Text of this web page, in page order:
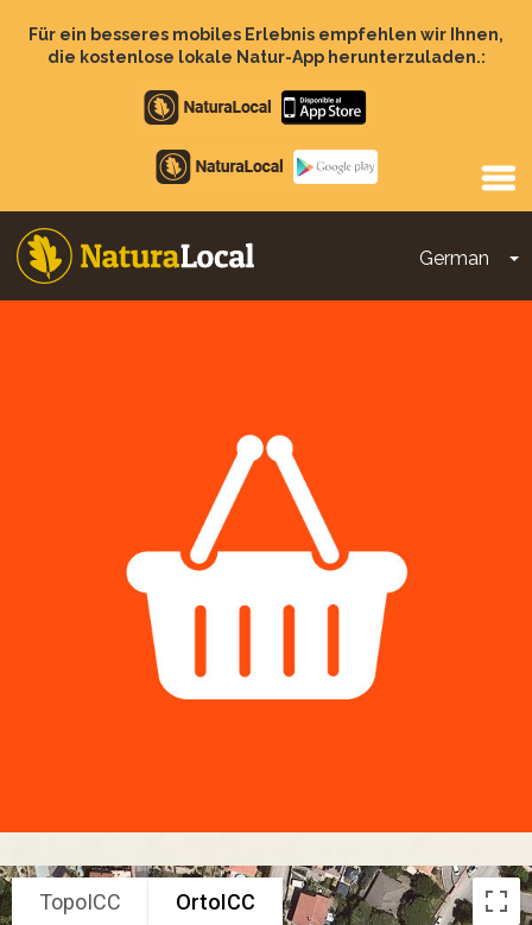
zumFür ein besseres mobiles Erlebnis empfehlen wir Ihnen,
die kostenlose lokale Natur-App herunterzuladen.:
Apple
store
Google
Play
German
Main
TopoICC OrtoICC